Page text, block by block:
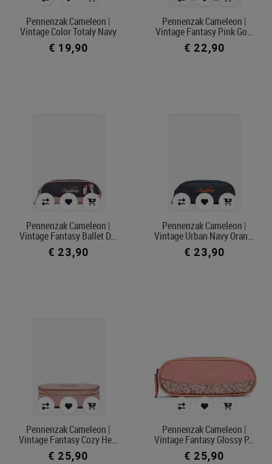
In voorraad
Pennenzak Cameleon |
Vintage Color Totaly Navy
€ 19,90
Pennenzak Cameleon |
Vintage Fantasy Pink Go…
€ 22,90
Pennenzak Cameleon |
Vintage Fantasy Ballet D…
€ 23,90
Pennenzak Cameleon |
Vintage Urban Navy Oran…
€ 23,90
Pennenzak Cameleon |
Vintage Fantasy Cozy He…
€ 25,90
Pennenzak Cameleon |
Vintage Fantasy Glossy P…
€ 25,90